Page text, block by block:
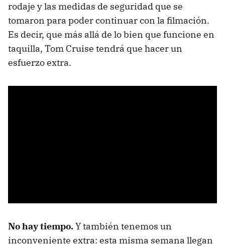
rodaje y las medidas de seguridad que se
tomaron para poder continuar con la filmación.
Es decir, que más allá de lo bien que funcione en
taquilla, Tom Cruise tendrá que hacer un
esfuerzo extra.
No hay tiempo.Y también tenemos un
inconveniente extra: esta misma semana llegan